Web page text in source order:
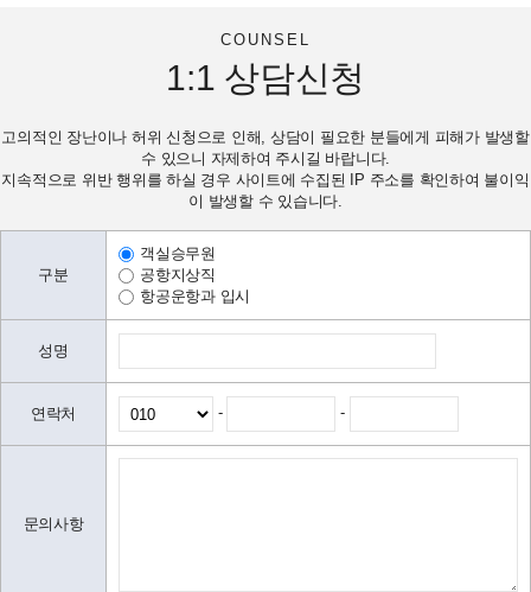
COUNSEL
1:1 상담신청
고의적인 장난이나 허위 신청으로 인해, 상담이 필요한 분들에게 피해가 발생할
수 있으니 자제하여 주시길 바랍니다.
지속적으로 위반 행위를 하실 경우 사이트에 수집된 IP 주소를 확인하여 불이익
이 발생할 수 있습니다.
구분
객실승무원
공항지상직
항공운항과 입시
성명
연락처 - -
문의사항